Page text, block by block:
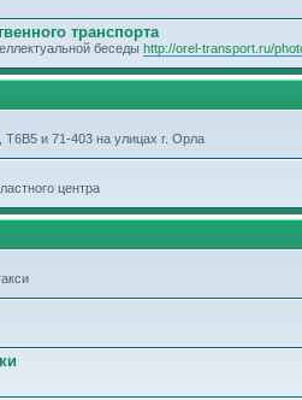
транспорта
беседы http://orel-transport.ru/
T6B5 и 71-403 на улицах г. Орла
центра